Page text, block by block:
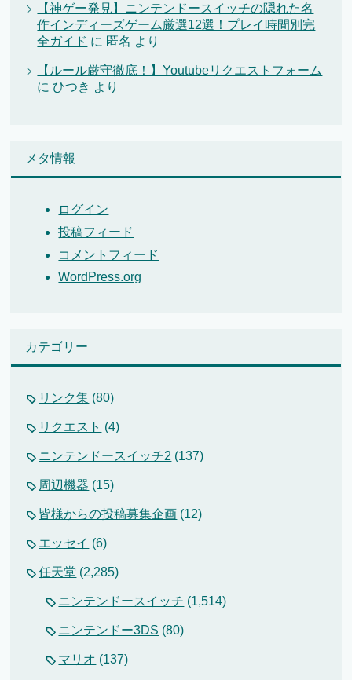
【神ゲー発見】ニンテンドースイッチの隠れた名
作インディーズゲーム厳選12選！プレイ時間別完
全ガイド に 匿名 より
【ルール厳守徹底！】Youtubeリクエストフォーム
にひつき より
メタ情報
ログイン
投稿フィード
コメントフィード
WordPress.org
カテゴリー
リンク集 (80)
リクエスト (4)
ニンテンドースイッチ2 (137)
周辺機器 (15)
皆様からの投稿募集企画 (12)
エッセイ (6)
任天堂 (2,285)
ニンテンドースイッチ (1,514)
ニンテンドー3DS (80)
マリオ (137)